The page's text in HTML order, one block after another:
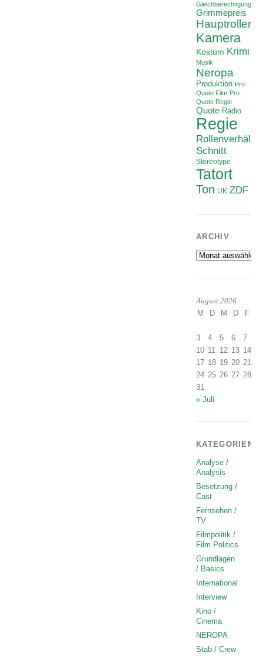
Gleichberechtigung
Grimmepreis
Hauptrollen
Kamera
Kostüm Krimi
Musik
Neropa
Produktion Pro
Quote Film Pro
Quote Regie
Quote Radio
Regie
Schnitt
Stereotype
Tatort
Ton UK ZDF
ARCHIV
Archiv
August 2026
M D M D F
3
4 5 6 7
10 11 12 13 14
17 18 19 20 21
24 25 26 27 28
31
« Juli
KATEGORIEN
Analyse /
Analysis
Besetzung /
Cast
Fernsehen /
TV
Filmpolitik /
Film Politics
Grundlagen
/ Basics
International
Interview
Kino /
Cinema
NEROPA
Stab / Crew